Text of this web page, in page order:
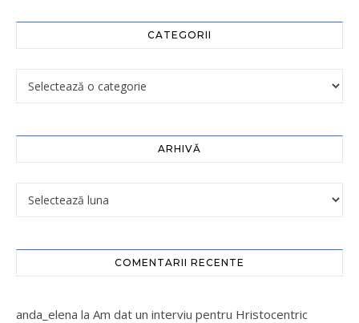
CATEGORII
ARHIVĂ
COMENTARII RECENTE
anda_elena la Am dat un interviu pentru Hristocentric